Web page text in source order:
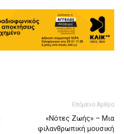
Επόμενο Άρθρο
«Νότες Ζωής» – Μια
φιλανθρωπική μουσική